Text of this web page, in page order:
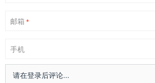
邮箱 *
手机